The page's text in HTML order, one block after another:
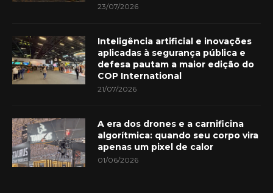
23/07/2026
Inteligência artificial e inovações
aplicadas à segurança pública e
defesa pautam a maior edição do
COP International
21/07/2026
A era dos drones e a carnificina
algorítmica: quando seu corpo vira
apenas um pixel de calor
01/06/2026